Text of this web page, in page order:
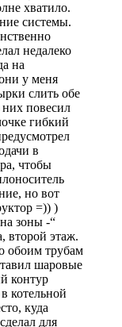
хватило.
системы.
недалеко
на
у меня
слить обе
повесил
гибкий
в
чтобы
но вот
=)) )
зоны -“
второй этаж.
обоим трубам
шаровые
контур
котельной
куда
для